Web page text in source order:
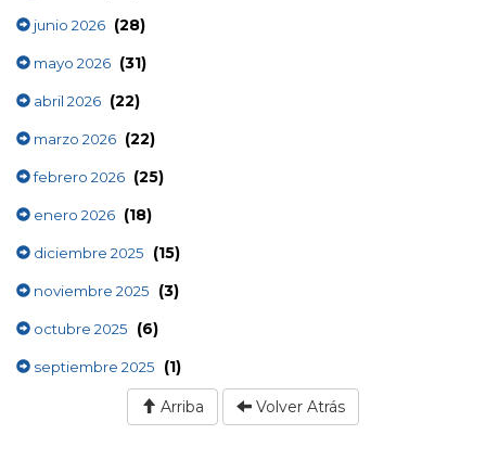
junio 2026 (28)
mayo 2026 (31)
abril 2026 (22)
marzo 2026 (22)
febrero 2026 (25)
enero 2026 (18)
diciembre 2025 (15)
noviembre 2025 (3)
octubre 2025 (6)
septiembre 2025 (1)
Arriba Volver Atrás